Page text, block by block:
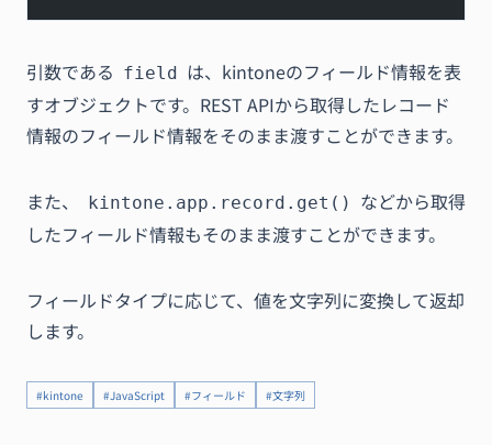
引数である field は、kintoneのフィールド情報を表
すオブジェクトです。REST APIから取得したレコード
情報のフィールド情報をそのまま渡すことができます。
また、 kintone.app.record.get()
などから取得
したフィールド情報もそのまま渡すことができます。
フィールドタイプに応じて、値を文字列に変換して返却
します。
#kintone #JavaScript #フィールド #文字列